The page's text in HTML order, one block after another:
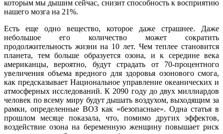
которым мы дышим сейчас, снизит способность к восприятию
нашего мозга на 21%.
Есть еще одно вещество, которое даже страшнее. Даже
небольшое его количество может сократить
продолжительность жизни на 10 лет. Чем теплее становится
планета, тем больше образуется озона, и к середине века
американцы, вероятно, будут страдать от 70-процентного
увеличения объема вредного для здоровья озонового смога,
как предсказывает Национальное управление океанических и
атмосферных исследований. К 2090 году до двух миллиардов
человек по всему миру будут дышать воздухом, выходящим за
рамки, определенные ВОЗ как «безопасные». Одна статья в
прошлом месяце показала, что, помимо других эффектов,
воздействие озона на беременную женщину повышает риск